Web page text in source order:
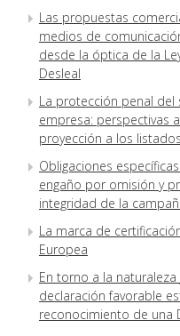
Las propuestas
medios de
desde la óptica de la
Desleal
La protección penal del
empresa: perspectivas
proyección a los
Obligaciones
engaño por omisión y
integridad de la
La marca de
Europea
En torno a la
declaración favorable
reconocimiento de una